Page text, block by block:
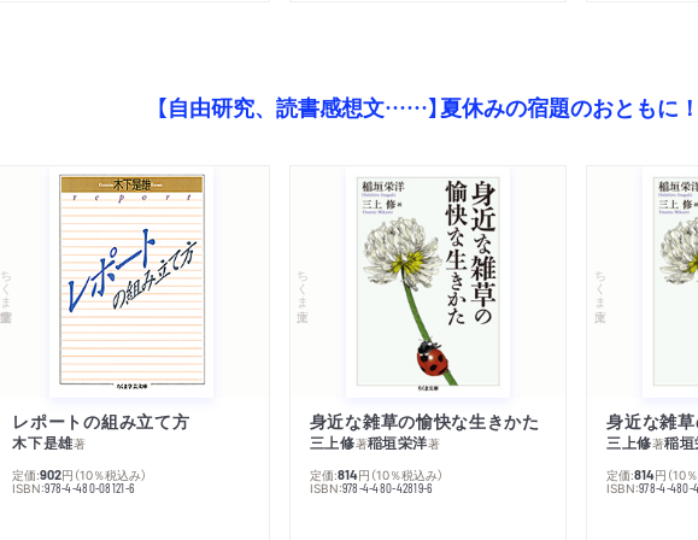
【自由研究、読書感想文……】夏休みの宿題のおともに
ちくま学芸文庫
レポートの組み立て方
木下是雄著
定価:902円 （10％税込み）
ISBN:978-4-480-08121-6
ちくま文庫
身近な雑草の愉快な生きかた
三上修著稲垣栄洋著
定価:814円 （10％税込み）
ISBN:978-4-480-42819-6
ちくま文庫
身近な雑
三上修著稲
定価:814円 （10
ISBN:978-4-480-